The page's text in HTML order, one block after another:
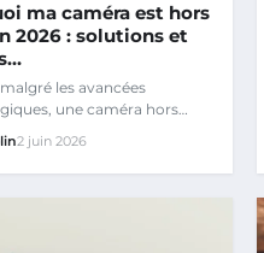
ma caméra est hors
2026 : solutions et
les avancées
une caméra hors
souvent un problème
2 juin 2026